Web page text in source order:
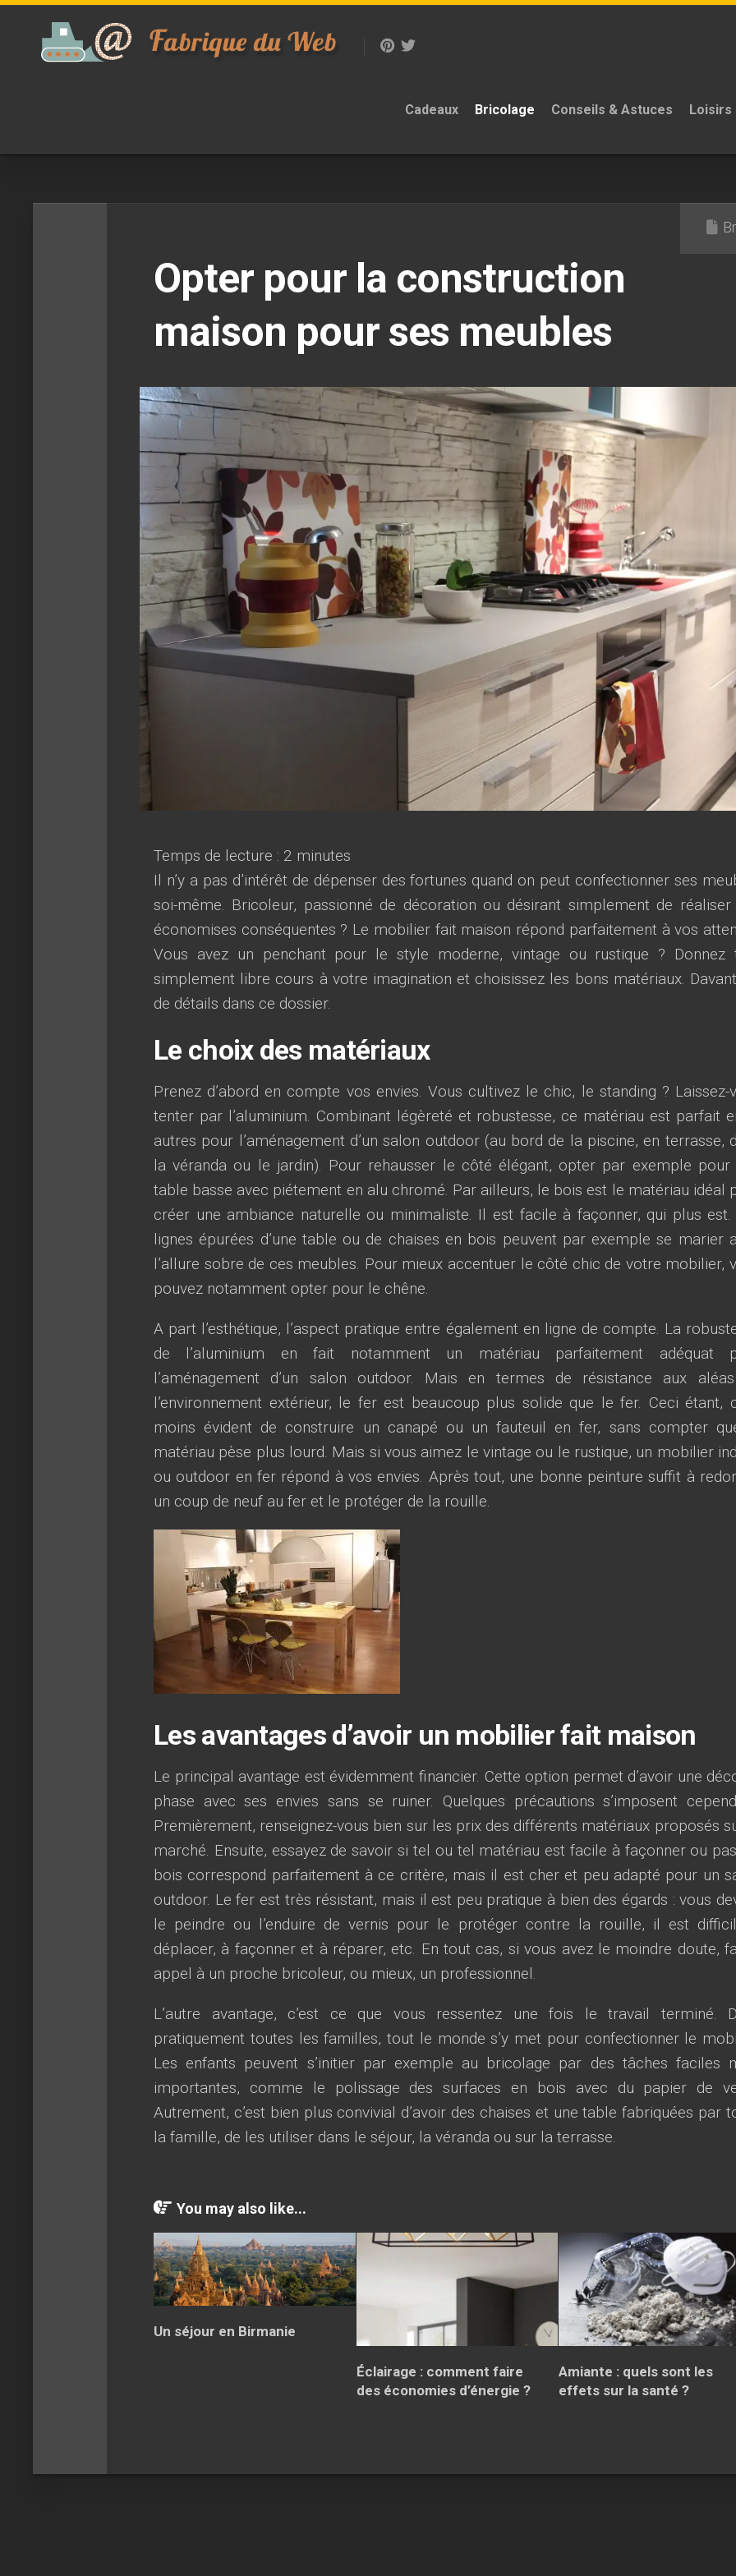
Skip
Cadeaux Bricolage Conseils & Astuces Loisirs
Opter pour la construction
maison pour ses meubles
Temps de lecture : 2 minutes
Il n’y a pas d’intérêt de dépenser des fortunes quand on peut confectionner ses
soi-même. Bricoleur, passionné de décoration ou désirant simplement de réaliser
économises conséquentes ? Le mobilier fait maison répond parfaitement à vos
Vous avez un penchant pour le style moderne, vintage ou rustique ? Donnez
simplement libre cours à votre imagination et choisissez les bons matériaux.
de détails dans ce dossier.
Le choix des matériaux
Prenez d’abord en compte vos envies. Vous cultivez le chic, le standing ? Laissez-
tenter par l’aluminium. Combinant légèreté et robustesse, ce matériau est parfait
autres pour l’aménagement d’un salon outdoor (au bord de la piscine, en terrasse,
la véranda ou le jardin). Pour rehausser le côté élégant, opter par exemple pour
table basse avec piétement en alu chromé. Par ailleurs, le bois est le matériau idéal
créer une ambiance naturelle ou minimaliste. Il est facile à façonner, qui plus est.
lignes épurées d’une table ou de chaises en bois peuvent par exemple se marier
l’allure sobre de ces meubles. Pour mieux accentuer le côté chic de votre mobilier,
pouvez notamment opter pour le chêne.
A part l’esthétique, l’aspect pratique entre également en ligne de compte. La
de l’aluminium en fait notamment un matériau parfaitement adéquat
l’aménagement d’un salon outdoor. Mais en termes de résistance aux
l’environnement extérieur, le fer est beaucoup plus solide que le fer. Ceci étant,
moins évident de construire un canapé ou un fauteuil en fer, sans compter
matériau pèse plus lourd. Mais si vous aimez le vintage ou le rustique, un mobilier
ou outdoor en fer répond à vos envies. Après tout, une bonne peinture suffit à
un coup de neuf au fer et le protéger de la rouille.
Les avantages d’avoir un mobilier fait maison
Le principal avantage est évidemment financier. Cette option permet d’avoir une
phase avec ses envies sans se ruiner. Quelques précautions s’imposent
Premièrement, renseignez-vous bien sur les prix des différents matériaux proposés
marché. Ensuite, essayez de savoir si tel ou tel matériau est facile à façonner ou
bois correspond parfaitement à ce critère, mais il est cher et peu adapté pour un
outdoor. Le fer est très résistant, mais il est peu pratique à bien des égards : vous
le peindre ou l’enduire de vernis pour le protéger contre la rouille, il est
déplacer, à façonner et à réparer, etc. En tout cas, si vous avez le moindre doute,
appel à un proche bricoleur, ou mieux, un professionnel.
L’autre avantage, c’est ce que vous ressentez une fois le travail terminé.
pratiquement toutes les familles, tout le monde s’y met pour confectionner le
Les enfants peuvent s’initier par exemple au bricolage par des tâches faciles
importantes, comme le polissage des surfaces en bois avec du papier de
Autrement, c’est bien plus convivial d’avoir des chaises et une table fabriquées par
la famille, de les utiliser dans le séjour, la véranda ou sur la terrasse.
You may also like...
Un séjour en Birmanie
Éclairage : comment faire
des économies d’énergie ?
Amiante : quels sont les
effets sur la santé ?